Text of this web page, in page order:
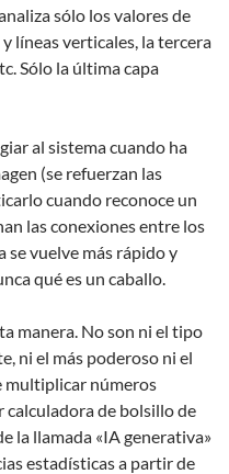
sólo los valores de
líneas verticales, la tercera
Sólo la última capa
al sistema cuando ha
(se refuerzan las
cuando reconoce un
las conexiones entre los
se vuelve más rápido y
qué es un caballo.
manera. No son ni el tipo
ni el más poderoso ni el
multiplicar números
calculadora de bolsillo de
la llamada «IA generativa»
estadísticas a partir de